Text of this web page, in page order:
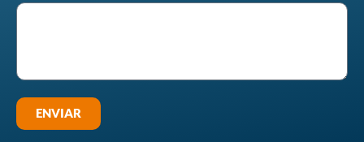
ENVIAR